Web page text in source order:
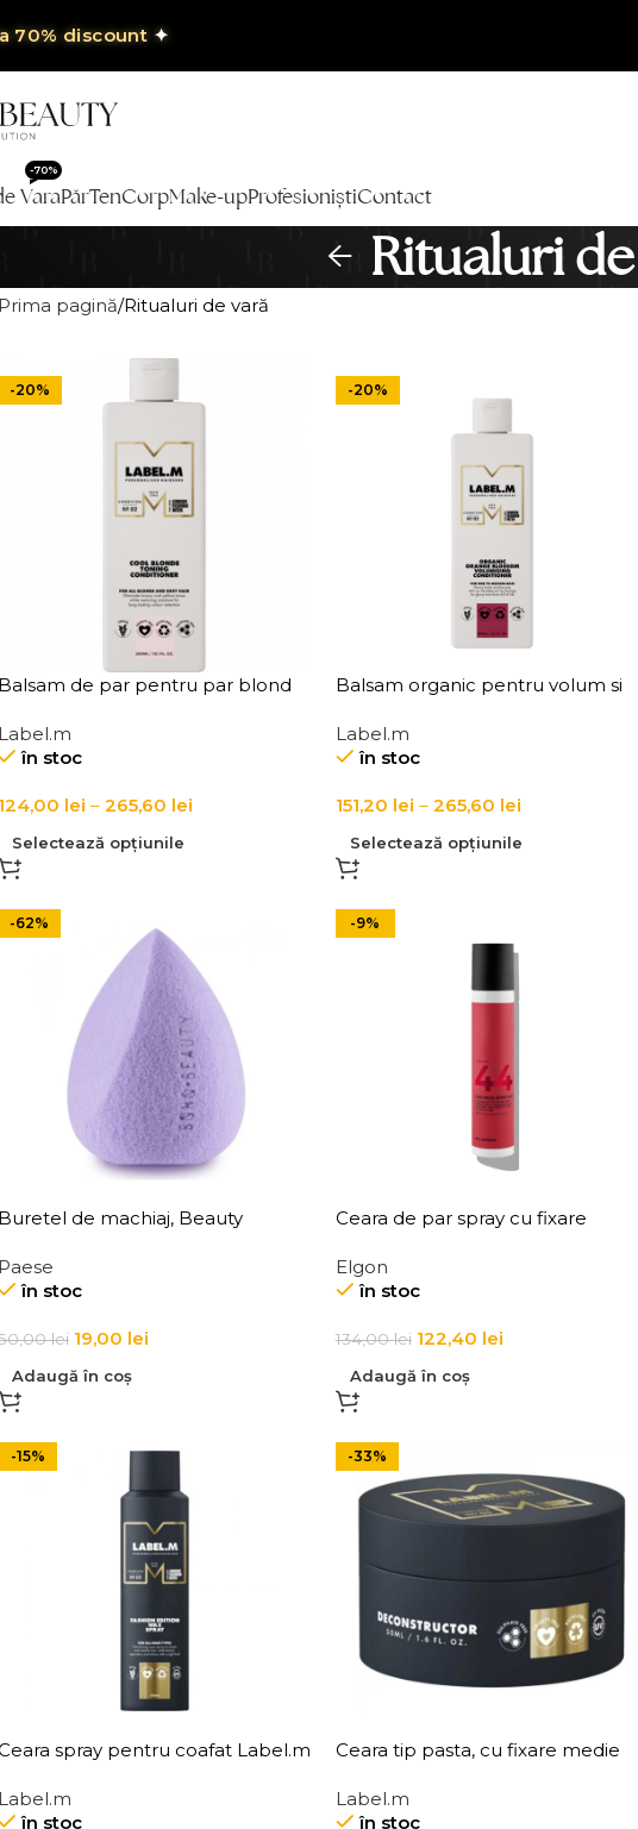
70% discount ✦
Vara
-70%
PărTenCorpMake-upProfesioniștiContact
Ritualuri
Prima pagină Ritualuri de vară
-20%
Balsam de par pentru par blond
Toning Conditioner
Label.m
în stoc
124,00 lei – 265,60 lei
Selectează opțiunile
-20%
Balsam organic pentru volum si
Organic Orange Blossom
Volumising Conditioner
Label.m
în stoc
151,20 lei – 265,60 lei
Selectează opțiunile
-62%
Buretel de machiaj, Beauty
Liliac , Paese
Paese
în stoc
lei 19,00 lei
Adaugă în coș
-9%
Ceara de par spray cu fixare
Spray Wax
Elgon
în stoc
134,00lei 122,40 lei
Adaugă în coș
-15%
spray pentru coafat Label.m
Label.m
în stoc
-33%
Ceara tip pasta, cu fixare medie
Deconstructor
Label.m
în stoc